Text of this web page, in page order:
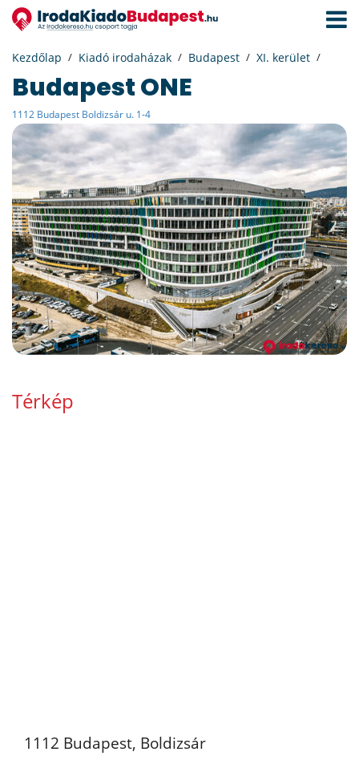
Kezdőlap Kiadó irodaházak Budapest XI. kerület
Budapest ONE
1112 Budapest Boldizsár u. 1-4
Térkép
1112 Budapest, Boldizsár